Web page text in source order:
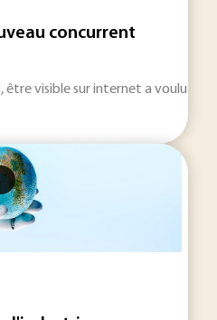
concurrent
visible sur internet a voulu dire